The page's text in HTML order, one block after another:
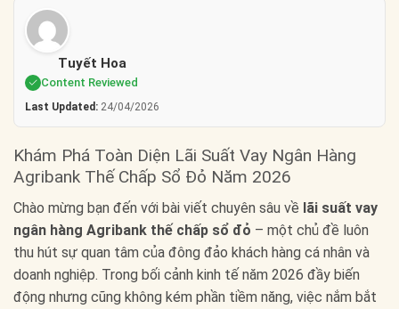
Tuyết Hoa
Content Reviewed
Last Updated: 24/04/2026
Khám Phá Toàn Diện Lãi Suất Vay Ngân Hàng
Agribank Thế Chấp Sổ Đỏ Năm 2026
Chào mừng bạn đến với bài viết chuyên sâu về lãi suất vay
ngân hàng Agribank thế chấp sổ đỏ – một chủ đề luôn
thu hút sự quan tâm của đông đảo khách hàng cá nhân và
doanh nghiệp. Trong bối cảnh kinh tế năm 2026 đầy biến
động nhưng cũng không kém phần tiềm năng, việc nắm bắt